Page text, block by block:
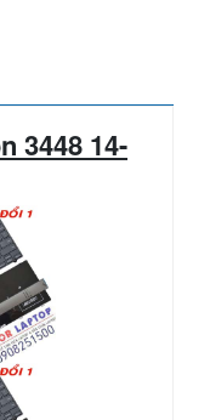
3448 14-